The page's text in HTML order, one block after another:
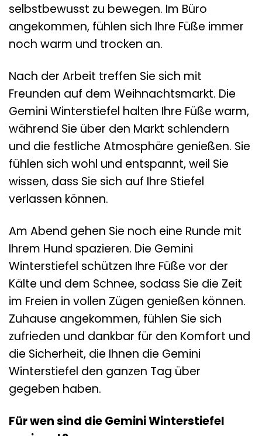
selbstbewusst zu bewegen. Im Büro
angekommen, fühlen sich Ihre Füße immer
noch warm und trocken an.
Nach der Arbeit treffen Sie sich mit
Freunden auf dem Weihnachtsmarkt. Die
Gemini Winterstiefel halten Ihre Füße warm,
während Sie über den Markt schlendern
und die festliche Atmosphäre genießen. Sie
fühlen sich wohl und entspannt, weil Sie
wissen, dass Sie sich auf Ihre Stiefel
verlassen können.
Am Abend gehen Sie noch eine Runde mit
Ihrem Hund spazieren. Die Gemini
Winterstiefel schützen Ihre Füße vor der
Kälte und dem Schnee, sodass Sie die Zeit
im Freien in vollen Zügen genießen können.
Zuhause angekommen, fühlen Sie sich
zufrieden und dankbar für den Komfort und
die Sicherheit, die Ihnen die Gemini
Winterstiefel den ganzen Tag über
gegeben haben.
Für wen sind die Gemini Winterstiefel